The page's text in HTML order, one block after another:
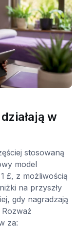
w
stosowaną
model
£, z możliwością
na przyszły
gdy nagradzają
za: